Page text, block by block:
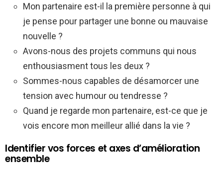
Mon partenaire est-il la première personne à qui
je pense pour partager une bonne ou mauvaise
nouvelle ?
Avons-nous des projets communs qui nous
enthousiasment tous les deux ?
Sommes-nous capables de désamorcer une
tension avec humour ou tendresse ?
Quand je regarde mon partenaire, est-ce que je
vois encore mon meilleur allié dans la vie ?
Identifier vos forces et axes d’amélioration
ensemble